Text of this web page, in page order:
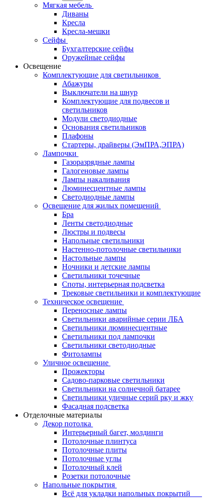
Мягкая мебель
Диваны
Кресла
Кресла-мешки
Сейфы
Бухгалтерские сейфы
Оружейные сейфы
Освещение
Комплектующие для светильников
Абажуры
Выключатели на шнур
Комплектующие для подвесов и
светильников
Модули светодиодные
Основания светильников
Плафоны
Стартеры, драйверы (ЭмПРА,ЭПРА)
Лампочки
Газоразрядные лампы
Галогеновые лампы
Лампы накаливания
Люминесцентные лампы
Светодиодные лампы
Освещение для жилых помещений
Бра
Ленты светодиодные
Люстры и подвесы
Напольные светильники
Настенно-потолочные светильники
Настольные лампы
Ночники и детские лампы
Светильники точечные
Споты, интерьерная подсветка
Трековые светильники и комплектующие
Техническое освещение
Переносные лампы
Светильники аварийные серии ЛБА
Светильники люминесцентные
Светильники под лампочки
Светильники светодиодные
Фитолампы
Уличное освещение
Прожекторы
Садово-парковые светильники
Светильники на солнечной батарее
Светильники уличные серий рку и жку
Фасадная подсветка
Отделочные материалы
Декор потолка
Интерьерный багет, молдинги
Потолочные плинтуса
Потолочные плиты
Потолочные углы
Потолочный клей
Розетки потолочные
Напольные покрытия
Всё для укладки напольных покрытий